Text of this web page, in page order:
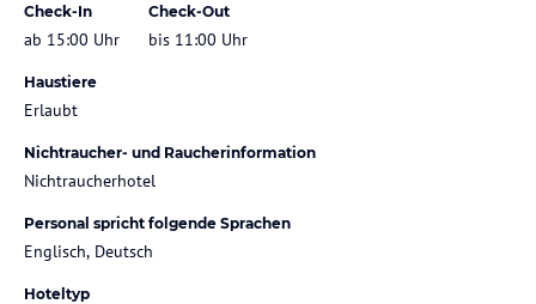
Check-In
ab 15:00 Uhr
Check-Out
bis 11:00 Uhr
Haustiere
Erlaubt
Nichtraucher- und Raucherinformation
Nichtraucherhotel
Personal spricht folgende Sprachen
Englisch, Deutsch
Hoteltyp